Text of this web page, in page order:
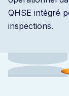
QHSE intégré
inspections.